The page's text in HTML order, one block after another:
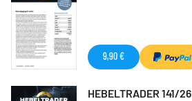
9,90 €
HEBELTRADER 141/26